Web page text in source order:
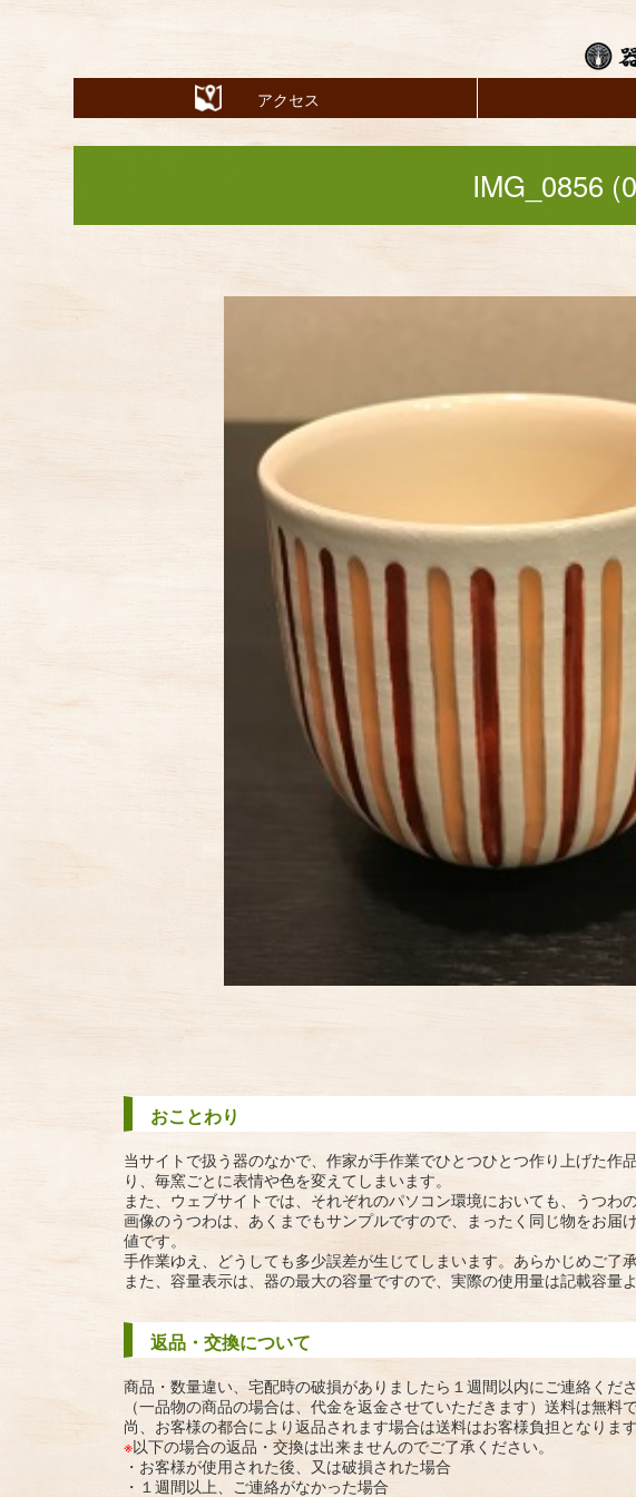
アクセス
IMG_0856
おことわり
当サイトで扱う器のなかで、作家が手作業でひとつひとつ作り上げた作
り、毎窯ごとに表情や色を変えてしまいます。
また、ウェブサイトでは、それぞれのパソコン環境においても、うつわ
画像のうつわは、あくまでもサンプルですので、まったく同じ物をお届
値です。
手作業ゆえ、どうしても多少誤差が生じてしまいます。あらかじめご了承
また、容量表示は、器の最大の容量ですので、実際の使用量は記載容量
返品・交換について
商品・数量違い、宅配時の破損がありましたら１週間以内にご連絡くだ
（一品物の商品の場合は、代金を返金させていただきます）送料は無料で
尚、お客様の都合により返品されます場合は送料はお客様負担となります
※以下の場合の返品・交換は出来ませんのでご了承ください。
・お客様が使用された後、又は破損された場合
・１週間以上、ご連絡がなかった場合